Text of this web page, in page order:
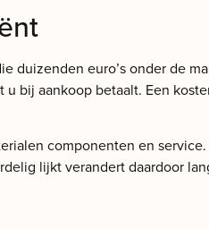
duizenden euro’s onder de
bij aankoop betaalt. Een
componenten en
lijkt verandert daardoor